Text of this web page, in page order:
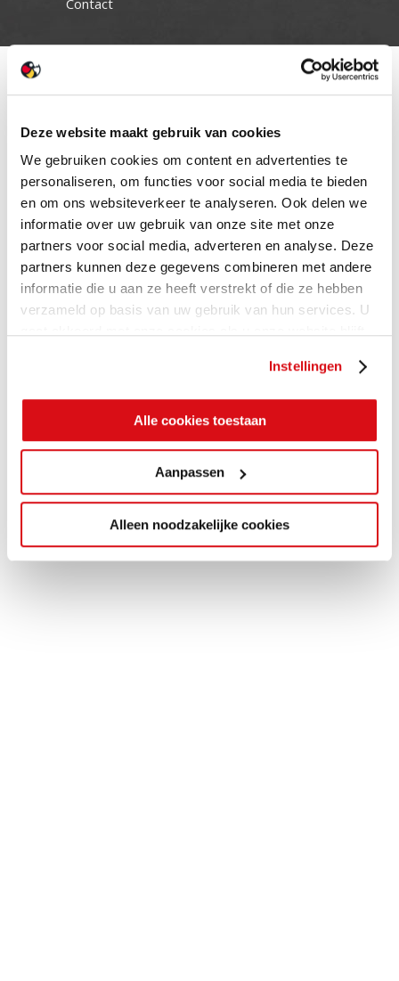
Deze website maakt gebruik van cookies
We gebruiken cookies om content en advertenties te
personaliseren, om functies voor social media te bieden
en om ons websiteverkeer te analyseren. Ook delen we
informatie over uw gebruik van onze site met onze
partners voor social media, adverteren en analyse. Deze
partners kunnen deze gegevens combineren met andere
informatie die u aan ze heeft verstrekt of die ze hebben
verzameld op basis van uw gebruik van hun services. U
Instellingen
Alle cookies toestaan
Aanpassen
Alleen noodzakelijke cookies